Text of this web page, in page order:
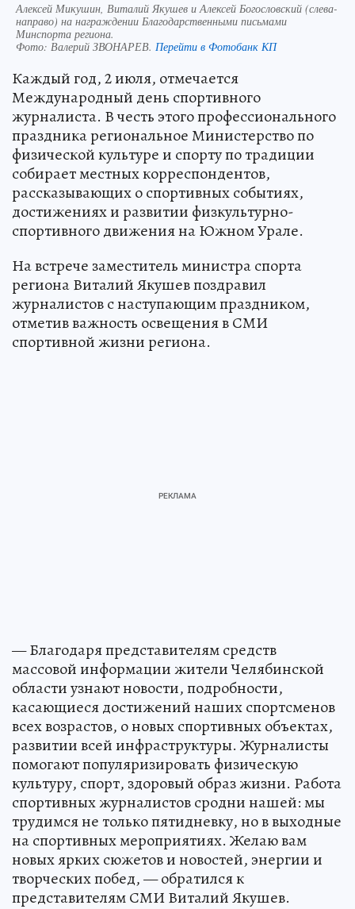
Алексей Микушин, Виталий Якушев и Алексей Богословский (слева-
направо) на награждении Благодарственными письмами
Минспорта региона.
Фото: Валерий ЗВОНАРЕВ. Перейти в Фотобанк КП
Каждый год, 2 июля, отмечается
Международный день спортивного
журналиста. В честь этого профессионального
праздника региональное Министерство по
физической культуре и спорту по традиции
собирает местных корреспондентов,
рассказывающих о спортивных событиях,
достижениях и развитии физкультурно-
спортивного движения на Южном Урале.
На встрече заместитель министра спорта
региона Виталий Якушев поздравил
журналистов с наступающим праздником,
отметив важность освещения в СМИ
спортивной жизни региона.
— Благодаря представителям средств
массовой информации жители Челябинской
области узнают новости, подробности,
касающиеся достижений наших спортсменов
всех возрастов, о новых спортивных объектах,
развитии всей инфраструктуры. Журналисты
помогают популяризировать физическую
культуру, спорт, здоровый образ жизни. Работа
спортивных журналистов сродни нашей: мы
трудимся не только пятидневку, но в выходные
на спортивных мероприятиях. Желаю вам
новых ярких сюжетов и новостей, энергии и
творческих побед, — обратился к
представителям СМИ Виталий Якушев.